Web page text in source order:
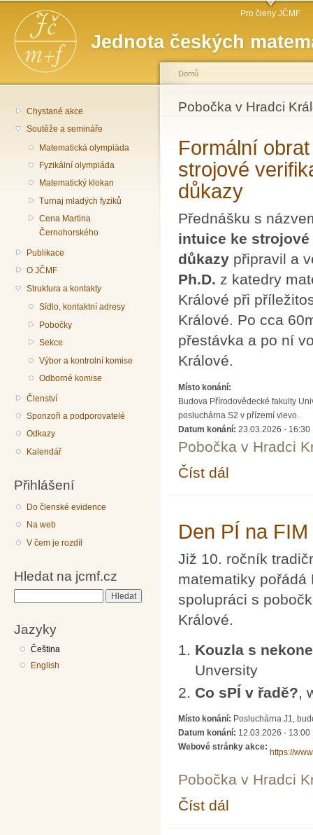
Jednota českých
Hlavní menu Pro členy JČMF
Chystané akce
Soutěže a semináře
Matematická olympiáda
Fyzikální olympiáda
Matematický klokan
Turnaj mladých fyziků
Cena Martina
Černohorského
Publikace
O JČMF
Struktura a kontakty
Sídlo, kontaktní adresy
Pobočky
Sekce
Výbor a kontrolní komise
Odborné komise
Členství
Sponzoři a podporovatelé
Odkazy
Kalendář
Přihlášení
Do členské evidence
Na web
V čem je rozdíl
Hledat na jcmf.cz
Jazyky
Čeština
English
Jste zde
Domů
Pobočka v Hradci
Formální
strojové
důkazy
Přednášku s
intuice ke
důkazy připravil a
Ph.D. z katedry
Králové při
Králové. Po cca
přestávka a po ní
Králové.
Místo konání:
Budova Přírodovědecké fakulty
posluchárna S2 v přízemí vlevo.
Datum konání: 23.03.2026 - 16:30
Pobočka v Hradci
Číst dál
Den PÍ na FIM
Již 10. ročník
matematiky pořádá
spolupráci s
Králové.
Kouzla s
Unversity
Co sPÍ v řadě?,
Místo konání: Posluchárna J1,
Datum konání: 12.03.2026 - 13:00
Webové stránky akce:
https://
Pobočka v Hradci
Číst dál